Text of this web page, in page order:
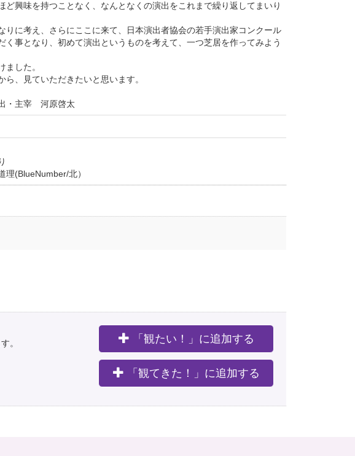
ど興味を持つことなく、なんとなくの演出をこれまで繰り返してまいり
りに考え、さらにここに来て、日本演出者協会の若手演出家コンクール
く事となり、初めて演出というものを考えて、一つ芝居を作ってみよう
ました。
ら、見ていただきたいと思います。
・主宰 河原啓太
北）
。
「観たい！」に追加する
「観てきた！」に追加する